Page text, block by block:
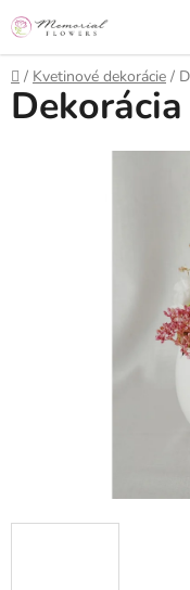
Prejsť
na
obsah
Domov
/ Kvetinové dekorácie /